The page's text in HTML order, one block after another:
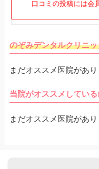
口コミの投稿には会
のぞみデンタルクリニ
まだオススメ医院があり
当院がオススメしてい
まだオススメ医院があり